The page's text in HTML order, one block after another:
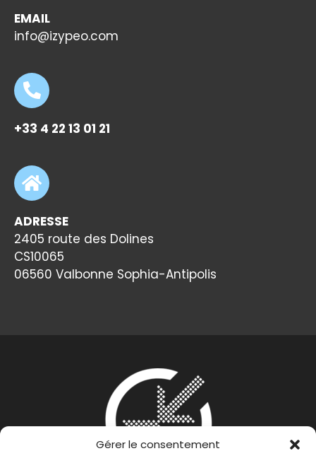
Gérer le consentement
EMAIL
info@izypeo.com
+33 4 22 13 01 21
ADRESSE
2405 route des Dolines
CS10065
06560 Valbonne Sophia-Antipolis